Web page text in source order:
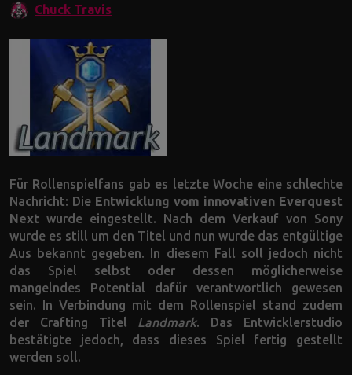
Chuck Travis
Für Rollenspielfans gab es letzte Woche eine schlechte
Nachricht: Die Entwicklung vom innovativen Everquest
Next wurde eingestellt. Nach dem Verkauf von Sony
wurde es still um den Titel und nun wurde das entgültige
Aus bekannt gegeben. In diesem Fall soll jedoch nicht
das Spiel selbst oder dessen möglicherweise
mangelndes Potential dafür verantwortlich gewesen
sein. In Verbindung mit dem Rollenspiel stand zudem
der Crafting Titel Landmark. Das Entwicklerstudio
bestätigte jedoch, dass dieses Spiel fertig gestellt
werden soll.